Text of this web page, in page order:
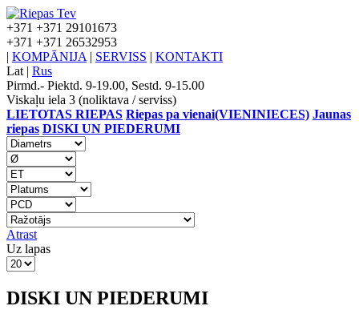
+371 +371 29101673
+371 +371 26532953
| KOMPĀNIJA | SERVISS | KONTAKTI
Lat | Rus
Pirmd.- Piektd. 9-19.00, Sestd. 9-15.00
Viskaļu iela 3 (noliktava / serviss)
LIETOTAS RIEPAS Riepas pa vienai(VIENINIECES) Jaunas
riepas DISKI UN PIEDERUMI
Atrast
Uz lapas
DISKI UN PIEDERUMI